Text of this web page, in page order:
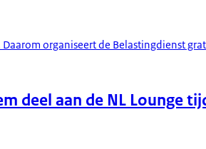
organiseert de Belastingdienst
deel aan de NL Lounge